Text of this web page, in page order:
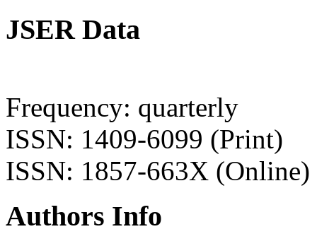
JSER Data
Frequency: quarterly
ISSN: 1409-6099 (Print)
ISSN: 1857-663X (Online)
Authors Info